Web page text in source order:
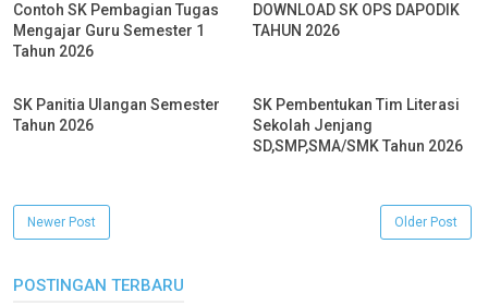
Contoh SK Pembagian Tugas
Mengajar Guru Semester 1
Tahun 2026
DOWNLOAD SK OPS DAPODIK
TAHUN 2026
SK Panitia Ulangan Semester
Tahun 2026
SK Pembentukan Tim Literasi
Sekolah Jenjang
SD,SMP,SMA/SMK Tahun 2026
Newer Post Older Post
POSTINGAN TERBARU